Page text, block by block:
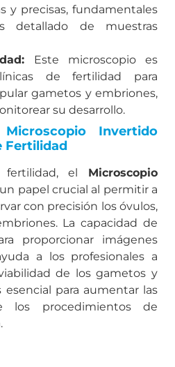
y precisas, fundamentales
detallado de muestras
Este microscopio es
de fertilidad para
gametos y embriones,
su desarrollo.
Invertido
Fertilidad
el Microscopio
papel crucial al permitir a
con precisión los óvulos,
La capacidad de
proporcionar imágenes
a los profesionales a
de los gametos y
para aumentar las
procedimientos de